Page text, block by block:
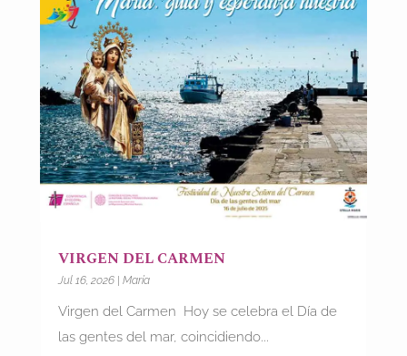
VIRGEN DEL CARMEN
Jul 16, 2026| María
Virgen del Carmen Hoy se celebra el Día de
las gentes del mar, coincidiendo...